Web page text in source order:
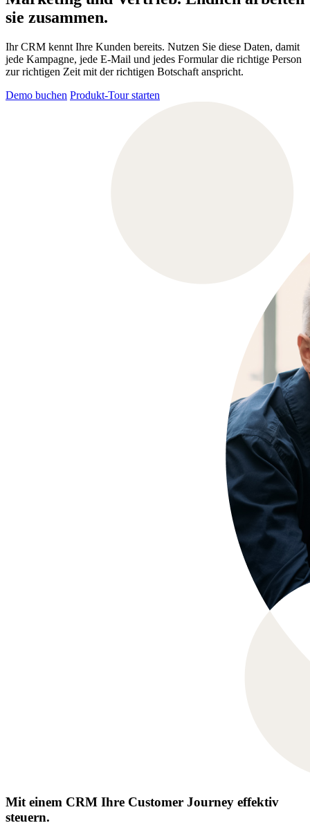
sie zusammen.
Ihr CRM kennt Ihre Kunden bereits. Nutzen Sie diese Daten, damit
jede Kampagne, jede E-Mail und jedes Formular die richtige Person
zur richtigen Zeit mit der richtigen Botschaft anspricht.
Demo buchen Produkt-Tour starten
Mit einem CRM Ihre Customer Journey effektiv
steuern.